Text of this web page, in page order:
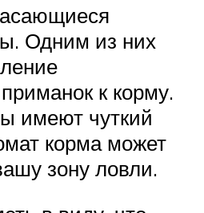
Одним из них
к корму.
имеют чуткий
корма может
зону ловли.